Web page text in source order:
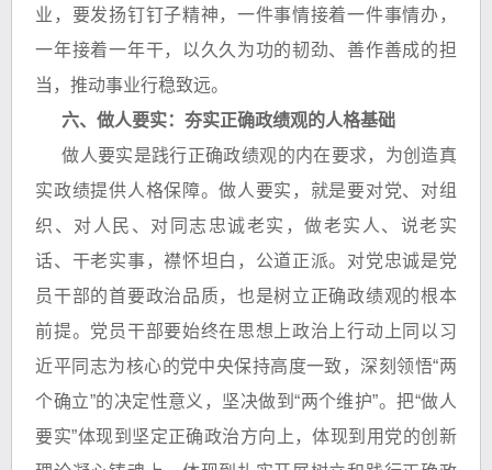
业，要发扬钉钉子精神，一件事情接着一件事情办，
一年接着一年干，以久久为功的韧劲、善作善成的担
当，推动事业行稳致远。
六、做人要实：夯实正确政绩观的人格基础
做人要实是践行正确政绩观的内在要求，为创造真
实政绩提供人格保障。做人要实，就是要对党、对组
织、对人民、对同志忠诚老实，做老实人、说老实
话、干老实事，襟怀坦白，公道正派。对党忠诚是党
员干部的首要政治品质，也是树立正确政绩观的根本
前提。党员干部要始终在思想上政治上行动上同以习
近平同志为核心的党中央保持高度一致，深刻领悟“两
个确立”的决定性意义，坚决做到“两个维护”。把“做人
要实”体现到坚定正确政治方向上，体现到用党的创新